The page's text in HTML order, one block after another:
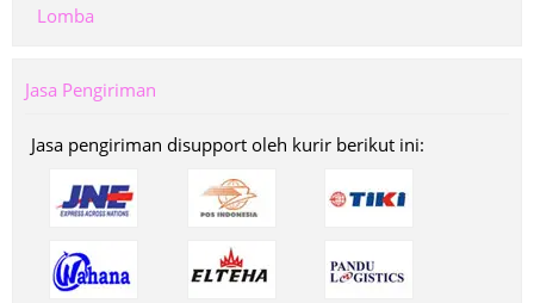
Lomba
Jasa Pengiriman
Jasa pengiriman disupport oleh kurir berikut ini: